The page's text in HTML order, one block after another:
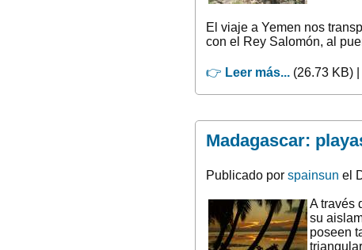
El viaje a Yemen nos
con el Rey Salomón, al
👉 Leer más... (26.73 KB) |
Madagascar:
Publicado por spainsun el
A través
su
poseen